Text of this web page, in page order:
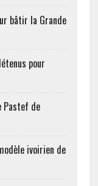
bâtir la Grande
pour
Pastef de
ivoirien de